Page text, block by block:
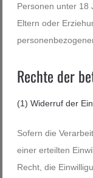
Personen unter 18
Eltern oder
Rechte der
(1) Widerruf der
Sofern die
einer erteilten
Recht, die